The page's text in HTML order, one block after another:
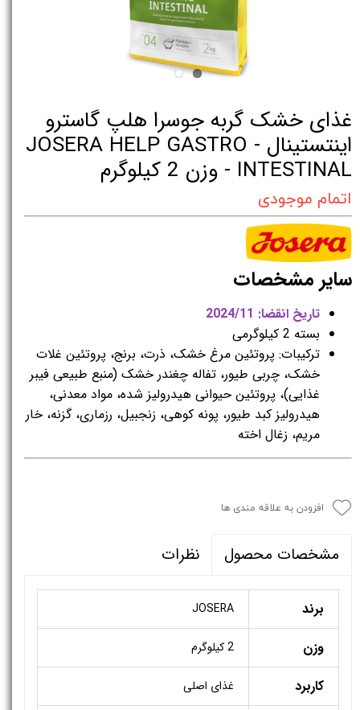
غذای خشک گربه جوسرا هلپ گاسترو
اینتستینال - JOSERA HELP GASTRO
INTESTINAL - وزن 2 کیلوگرم
اتمام موجودی
سایر مشخصات
تاریخ انقضا: 2024/11
بسته 2 کیلوگرمی
ترکیبات: پروتئین مرغ خشک، ذرت، برنج، پروتئین غلات
خشک، چربی طیور، تفاله چغندر خشک (منبع طبیعی فیبر
غذایی)، پروتئین حیوانی هیدرولیز شده، مواد معدنی،
هیدرولیز کبد طیور، پونه کوهی، زنجبیل، رزماری، گزنه، خار
مریم، زغال اخته
افزودن به علاقه مندی ها
مشخصات محصول نظرات
برند JOSERA
وزن 2 کیلوگرم
کاربرد غذای اصلی